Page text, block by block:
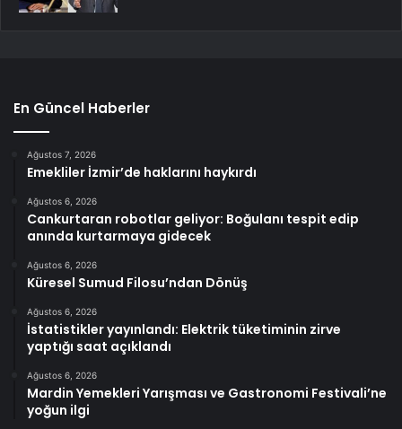
En Güncel Haberler
Ağustos 7, 2026
Emekliler İzmir’de haklarını haykırdı
Ağustos 6, 2026
Cankurtaran robotlar geliyor: Boğulanı tespit edip
anında kurtarmaya gidecek
Ağustos 6, 2026
Küresel Sumud Filosu’ndan Dönüş
Ağustos 6, 2026
İstatistikler yayınlandı: Elektrik tüketiminin zirve
yaptığı saat açıklandı
Ağustos 6, 2026
Mardin Yemekleri Yarışması ve Gastronomi Festivali’ne
yoğun ilgi